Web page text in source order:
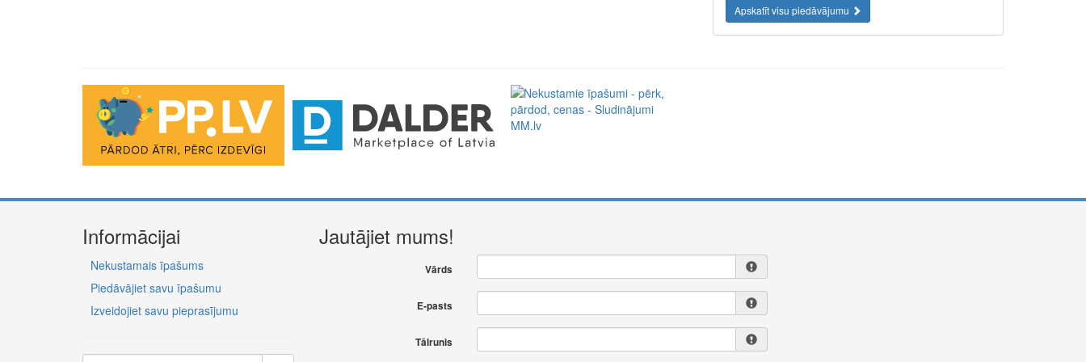
Apskatīt visu piedāvājumu
Informācijai
Nekustamais īpašums
Piedāvājiet savu īpašumu
Izveidojiet savu pieprasījumu
Jautājiet mums!
Vārds
E-pasts
Tālrunis